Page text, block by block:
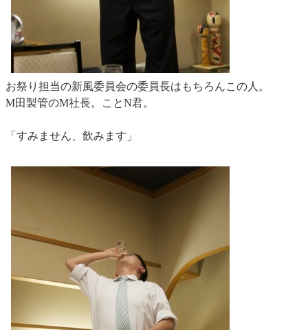
お祭り担当の新風委員会の委員長はもちろんこの人。
M田製管のM社長。ことN君。
「すみません、飲みます」